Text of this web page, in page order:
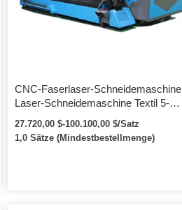
CNC-Faserlaser-Schneidemaschine
Laser-Schneidemaschine Textil 5-
Achsen-Laser-Schneidemaschine
27.720,00 $-100.100,00 $/Satz
1,0 Sätze (Mindestbestellmenge)